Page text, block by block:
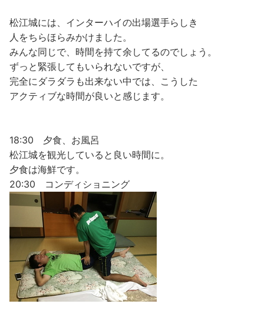
松江城には、インターハイの出場選手らしき
人をちらほらみかけました。
みんな同じで、時間を持て余してるのでしょう。
ずっと緊張してもいられないですが、
完全にダラダラも出来ない中では、こうした
アクティブな時間が良いと感じます。
18:30 夕食、お風呂
松江城を観光していると良い時間に。
夕食は海鮮です。
20:30 コンディショニング